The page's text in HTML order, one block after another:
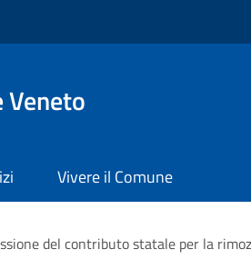
Veneto
Vivere il Comune
del contributo statale per la